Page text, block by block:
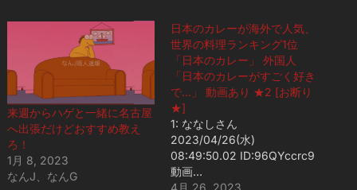
来週からハゲと一緒に名古屋
へ出張だけどおすすめ教え
ろ！
1月 8, 2023
なんJ、なんG
日本のカレーが海外で人気、
世界の料理ランキング1位
「日本のカレー」 外国人
「日本のカレーがすごく好き
で…」 動画あり ★2 [お断り
★]
1: ななしさん
2023/04/26(水)
08:49:50.02 ID:96QYccrc9
動画…